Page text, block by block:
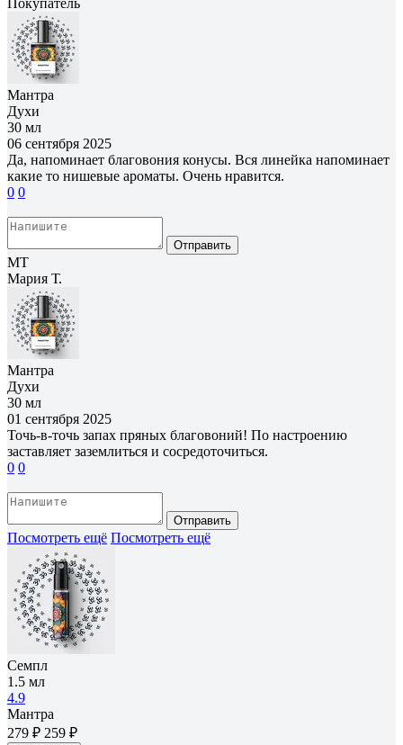
Мантра
Духи
30 мл
06 сентября 2025
Да, напоминает благовония конусы. Вся линейка напоминает
какие то нишевые ароматы. Очень нравится.
0 0
Отправить
МТ
Мария Т.
Мантра
Духи
30 мл
01 сентября 2025
Точь-в-точь запах пряных благовоний! По настроению
заставляет заземлиться и сосредоточиться.
0 0
Отправить
Посмотреть ещё Посмотреть ещё
Семпл
1.5 мл
4.9
Мантра
279 ₽ 259 ₽